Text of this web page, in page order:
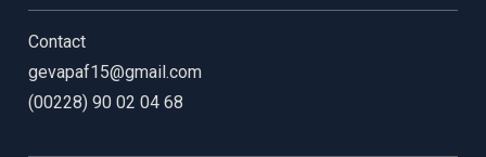
Contact
gevapaf15@gmail.com
(00228) 90 02 04 68